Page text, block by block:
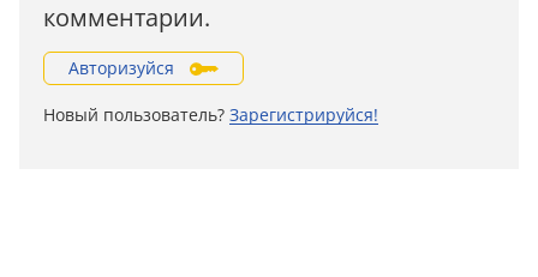
комментарии.
Авторизуйся
Новый пользователь? Зарегистрируйся!